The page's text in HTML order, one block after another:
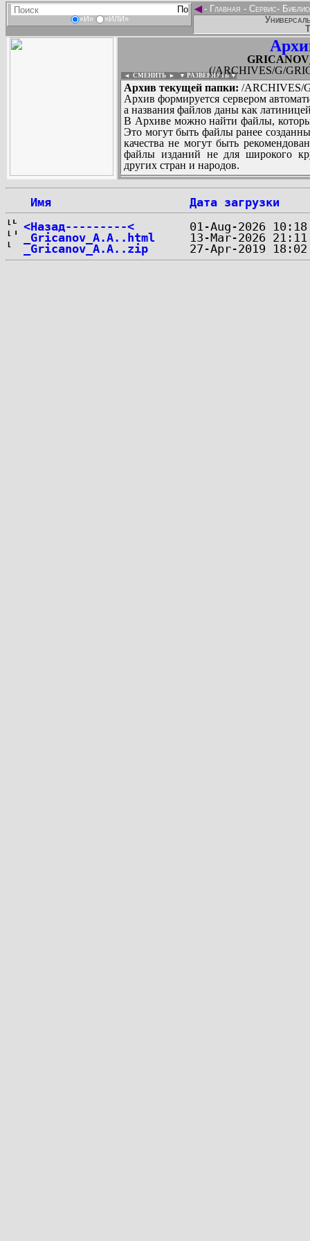
«И» «ИЛИ»
◄- Главная - Сервис-
(/ARCHIVES/G/
◄ СМЕНИТЬ ► ▼ РАЗВЕРНУТЬ ▼
Архив текущей папки: /ARCHIVES/
Архив формируется сервером
а названия файлов даны как
В Архиве можно найти файлы,
Это могут быть файлы ранее
качества не могут быть
файлы изданий не для широкого
других стран и народов.
Имя
Дата загрузки
<Назад---------<
_Gricanov_A.A..html
_Gricanov_A.A..zip